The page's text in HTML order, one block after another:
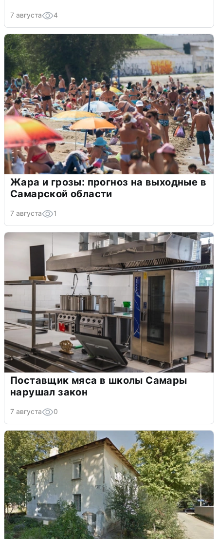
7 августа 4
Жара и грозы: прогноз на выходные в
Самарской области
7 августа 1
Поставщик мяса в школы Самары
нарушал закон
7 августа 0